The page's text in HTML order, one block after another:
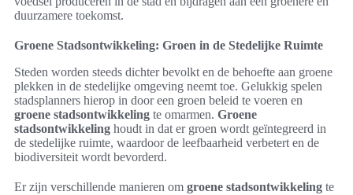
duurzamere toekomst.
Groene Stadsontwikkeling: Groen in de Stedelijke Ruimte
Steden worden steeds dichter bevolkt en de behoefte aan groene
plekken in de stedelijke omgeving neemt toe. Gelukkig spelen
stadsplanners hierop in door een groen beleid te voeren en
groene stadsontwikkeling te omarmen. Groene
stadsontwikkeling houdt in dat er groen wordt geïntegreerd in
de stedelijke ruimte, waardoor de leefbaarheid verbetert en de
biodiversiteit wordt bevorderd.
Er zijn verschillende manieren om groene stadsontwikkeling te